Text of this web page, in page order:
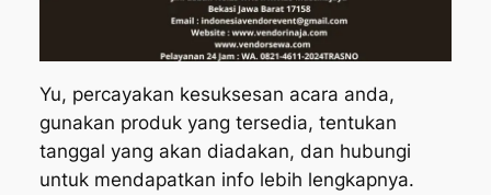
Yu, percayakan kesuksesan acara anda,
gunakan produk yang tersedia, tentukan
tanggal yang akan diadakan, dan hubungi
untuk mendapatkan info lebih lengkapnya.